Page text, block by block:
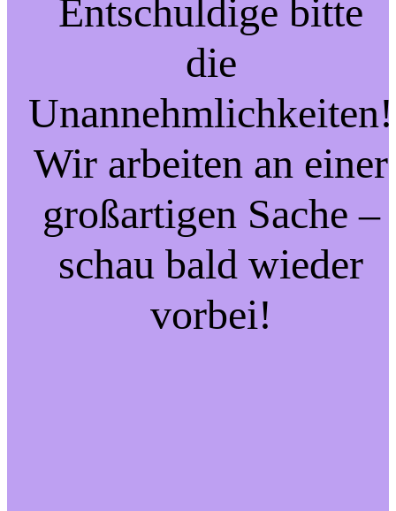
Entschuldige bitte
die
Unannehmlichkeiten!
Wir arbeiten an einer
großartigen Sache –
schau bald wieder
vorbei!